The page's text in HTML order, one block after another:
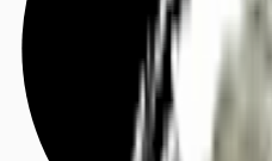
Coworking
Ihre Ansprechpartner
Favoriten